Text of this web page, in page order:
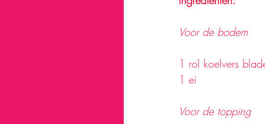
Voor de bodem
1 rol koelvers
1 ei
Voor de topping